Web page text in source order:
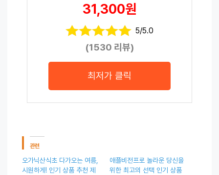
31,300원
5/5.0
(1530 리뷰)
최저가 클릭
관련
오가닉산식초 다가오는 여름,
시원하게! 인기 상품 추천 제
애플비전프로 놀라운 당신을
위한 최고의 선택 인기 상품